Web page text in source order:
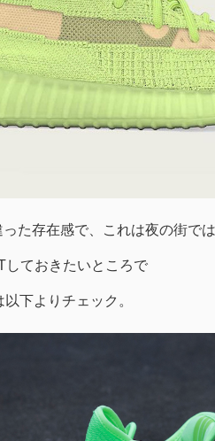
た存在感で、これは夜の街で
しておきたいところで
下よりチェック。